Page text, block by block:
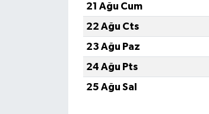
21 Ağu Cum
22 Ağu Cts
23 Ağu Paz
24 Ağu Pts
25 Ağu Sal